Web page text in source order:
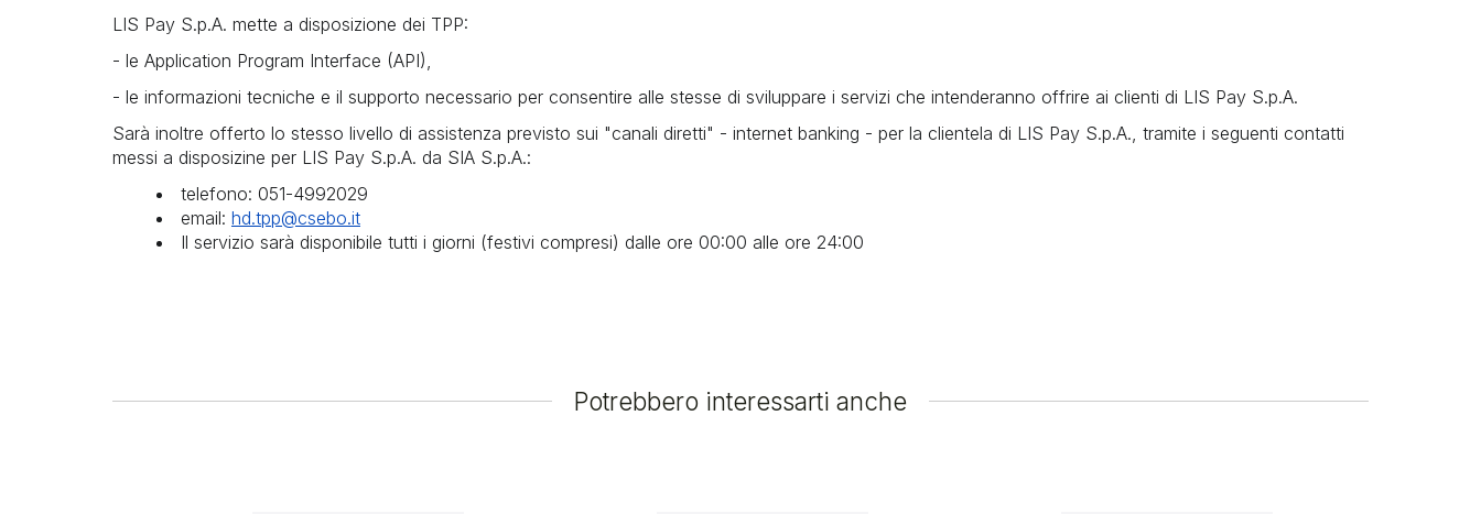
LIS Pay S.p.A. mette a disposizione dei TPP:
- le Application Program Interface (API),
- le informazioni tecniche e il supporto necessario per consentire alle stesse di sviluppare i servizi che intenderanno offrire ai clienti di LIS Pay S.p.A.
Sarà inoltre offerto lo stesso livello di assistenza previsto sui "canali diretti" - internet banking - per la clientela di LIS Pay S.p.A., tramite i seguenti contatti
messi a disposizine per LIS Pay S.p.A. da SIA S.p.A.:
telefono: 051-4992029
email: hd.tpp@csebo.it
Il servizio sarà disponibile tutti i giorni (festivi compresi) dalle ore 00:00 alle ore 24:00
Potrebbero interessarti anche